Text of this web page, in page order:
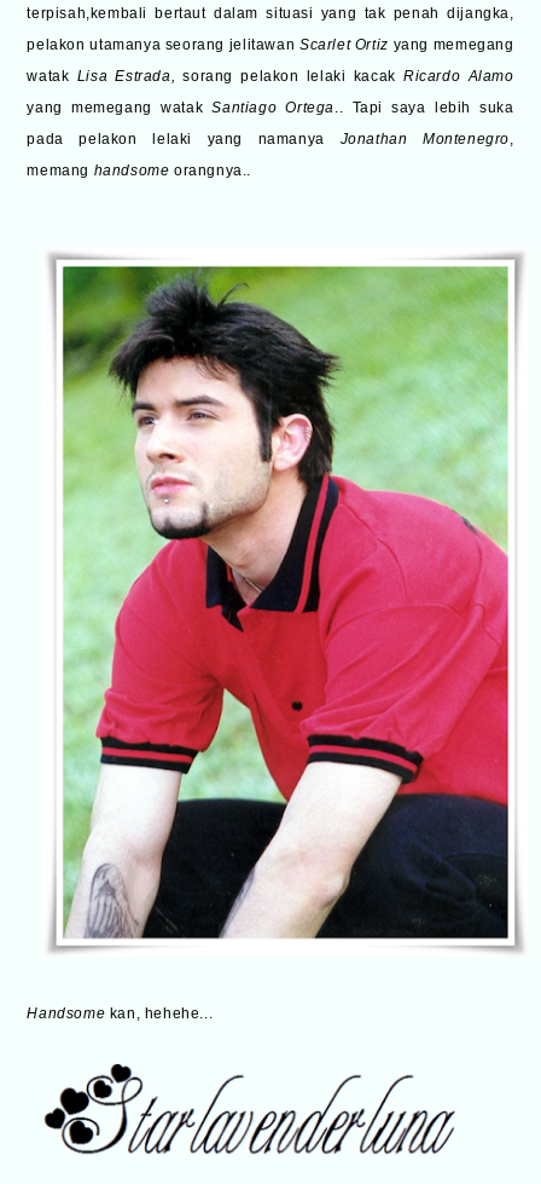
terpisah,kembali bertaut dalam situasi yang tak penah dijangka,
pelakon utamanya seorang jelitawan Scarlet Ortiz yang memegang
watak Lisa Estrada, sorang pelakon lelaki kacakRicardo Alamo
yang memegang watakSantiago Ortega.. Tapi saya lebih suka
pada pelakon lelaki yang namanya Jonathan Montenegro,
memang handsome orangnya..
Handsome kan, hehehe...